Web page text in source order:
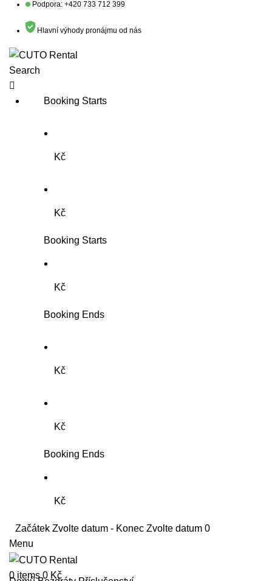
Podpora: +420 733 712 399
Hlavní výhody pronájmu od nás
Search
Booking Starts
Kč
Kč
Booking Starts
Kč
Booking Ends
Kč
Kč
Booking Ends
Kč
Začátek Zvolte datum - Konec Zvolte datum 0
Menu
0 items 0 Kč